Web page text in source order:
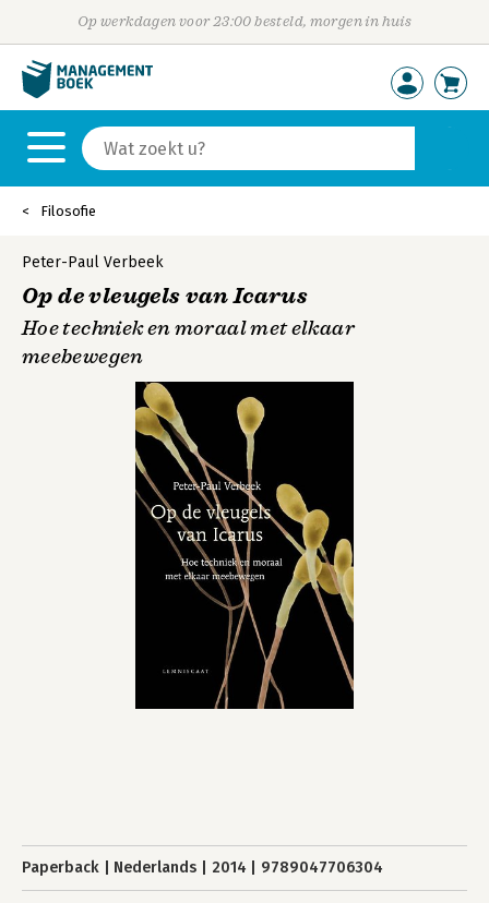
Op werkdagen voor 23:00 besteld, morgen in huis
Filosofie
Peter-Paul Verbeek
Op de vleugels van Icarus
Hoe techniek en moraal met elkaar
meebewegen
Paperback Nederlands 2014 9789047706304